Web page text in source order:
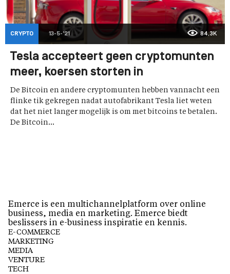
CRYPTO 13-5-'21 84,3K
Tesla accepteert geen cryptomunten
meer, koersen storten in
De Bitcoin en andere cryptomunten hebben vannacht een
flinke tik gekregen nadat autofabrikant Tesla liet weten
dat het niet langer mogelijk is om met bitcoins te betalen.
De Bitcoin...
Emerce is een multichannelplatform over online
business, media en marketing. Emerce biedt
beslissers in e-business inspiratie en kennis.
E-COMMERCE
MARKETING
MEDIA
VENTURE
TECH